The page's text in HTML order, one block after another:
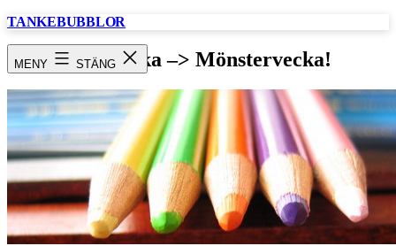
Hoppa
TANKEBUBBLOR
MENY STÄNG
Färgvecka –> Mönstervecka!